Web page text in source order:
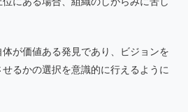
が価値ある発見であり、ビジョンを
るかの選択を意識的に行えるように